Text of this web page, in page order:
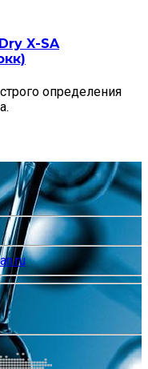
X-SA
определения